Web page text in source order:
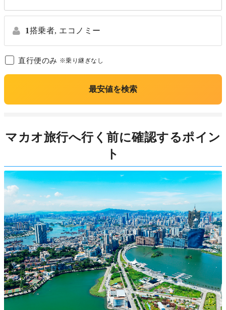
1搭乗者, エコノミー
直行便のみ ※乗り継ぎなし
最安値を検索
マカオ旅行へ行く前に確認するポイン
ト